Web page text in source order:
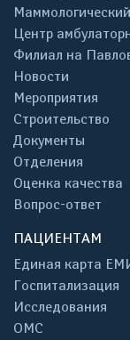
Центр
Филиал на
Новости
Мероприятия
Строительство
Документы
Отделения
Оценка качества
Вопрос-ответ
ПАЦИЕНТАМ
Единая карта
Госпитализация
Исследования
ОМС